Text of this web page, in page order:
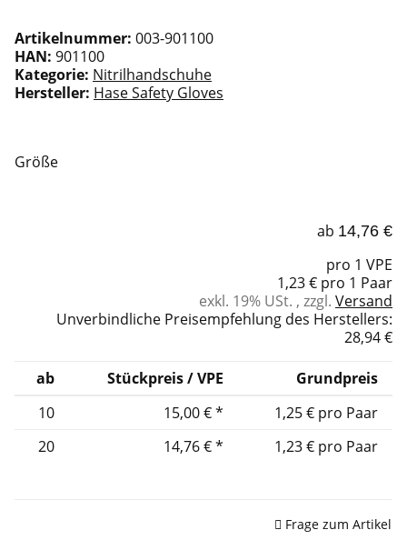
Artikelnummer: 003-901100
HAN: 901100
Kategorie: Nitrilhandschuhe
Hersteller: Hase Safety Gloves
Größe
ab 14,76 €
pro 1 VPE
1,23 € pro 1 Paar
exkl. 19% USt. , zzgl. Versand
Unverbindliche Preisempfehlung des Herstellers:
28,94 €
ab Stückpreis / VPE
Grundpreis
10
15,00 €*
1,25 € pro Paar
20
14,76 €* 1,23 € pro Paar
Frage zum Artikel